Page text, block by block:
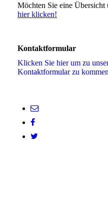
Möchten Sie eine Übersicht
hier klicken!
Kontaktformular
Klicken Sie hier um zu
Kon­takt­for­mu­lar zu kommen